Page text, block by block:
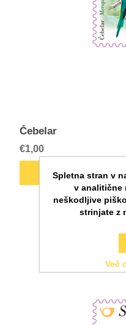
Čebelar
€1,00
Spletna stran v
v analitične
neškodljive
strinjate z
Več